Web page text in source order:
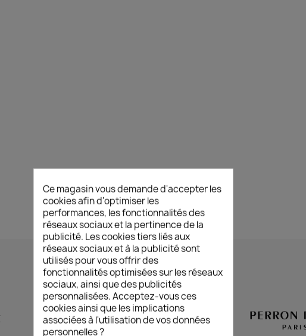
Ce magasin vous demande d'accepter les
cookies afin d'optimiser les
performances, les fonctionnalités des
réseaux sociaux et la pertinence de la
publicité. Les cookies tiers liés aux
réseaux sociaux et à la publicité sont
utilisés pour vous offrir des
fonctionnalités optimisées sur les réseaux
sociaux, ainsi que des publicités
personnalisées. Acceptez-vous ces
cookies ainsi que les implications
associées à l'utilisation de vos données
personnelles ?